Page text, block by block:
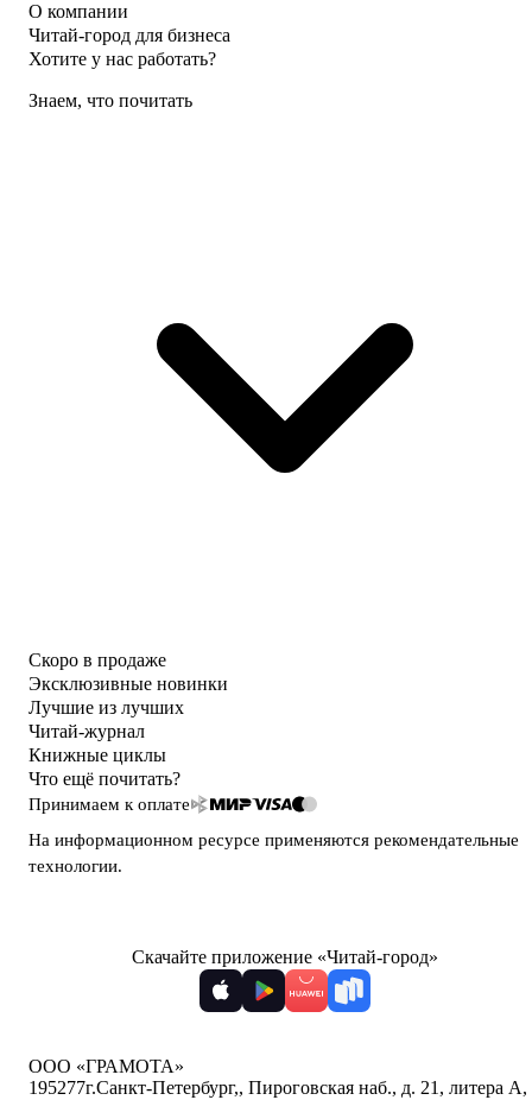
О компании
Читай-город для бизнеса
Хотите у нас работать?
Знаем, что почитать
Скоро в продаже
Эксклюзивные новинки
Лучшие из лучших
Читай-журнал
Книжные циклы
Что ещё почитать?
Принимаем к оплате
На информационном ресурсе применяются рекомендательные
технологии.
Скачайте приложение «Читай-город»
ООО «ГРАМОТА»
195277г.Санкт-Петербург,, Пироговская наб., д. 21, литера А,